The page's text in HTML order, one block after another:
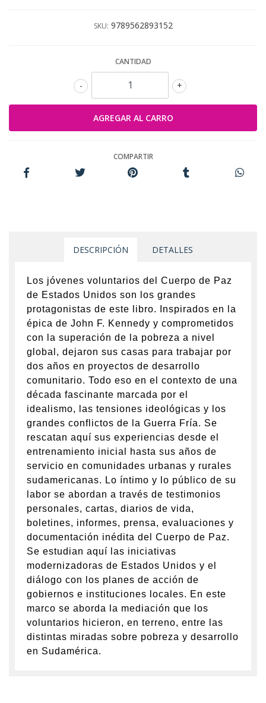
SKU: 9789562893152
CANTIDAD
+
-
COMPARTIR
DESCRIPCIÓN DETALLES
Los jóvenes voluntarios del Cuerpo de Paz
de Estados Unidos son los grandes
protagonistas de este libro. Inspirados en la
épica de John F. Kennedy y comprometidos
con la superación de la pobreza a nivel
global, dejaron sus casas para trabajar por
dos años en proyectos de desarrollo
comunitario. Todo eso en el contexto de una
década fascinante marcada por el
idealismo, las tensiones ideológicas y los
grandes conflictos de la Guerra Fría. Se
rescatan aquí sus experiencias desde el
entrenamiento inicial hasta sus años de
servicio en comunidades urbanas y rurales
sudamericanas. Lo íntimo y lo público de su
labor se abordan a través de testimonios
personales, cartas, diarios de vida,
boletines, informes, prensa, evaluaciones y
documentación inédita del Cuerpo de Paz.
Se estudian aquí las iniciativas
modernizadoras de Estados Unidos y el
diálogo con los planes de acción de
gobiernos e instituciones locales. En este
marco se aborda la mediación que los
voluntarios hicieron, en terreno, entre las
distintas miradas sobre pobreza y desarrollo
en Sudamérica.